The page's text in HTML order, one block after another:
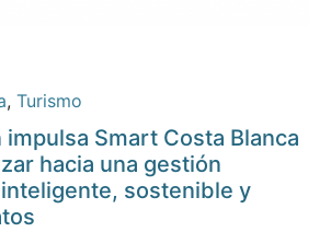
, Turismo
impulsa Smart Costa Blanca
hacia una gestión
sostenible y